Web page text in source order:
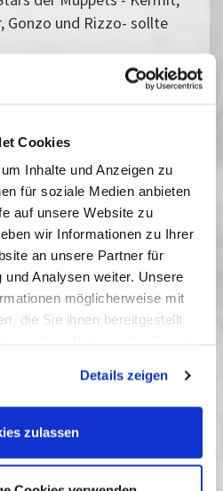
Cookies
Inhalte und Anzeigen zu
für soziale Medien anbieten
auf unsere Website zu
wir Informationen zu Ihrer
an unsere Partner für
Analysen weiter. Unsere
möglicherweise mit
die Sie ihnen bereitgestellt
Webseite weiterhin nutzen.
Details zeigen
zulassen
Gonzo und Rizzo- sollte
empfohlen.
15:00
Filme aus der ganzen Welt